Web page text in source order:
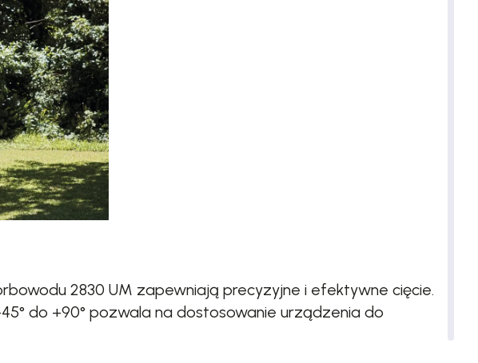
2830 UM zapewniają precyzyjne i efektywne cięcie.
do +90° pozwala na dostosowanie urządzenia do